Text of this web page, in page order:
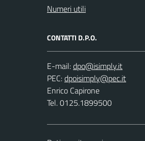
Numeri utili
CONTATTI D.P.O.
E-mail:
PEC:
Enrico Capirone
Tel. 0125.1899500